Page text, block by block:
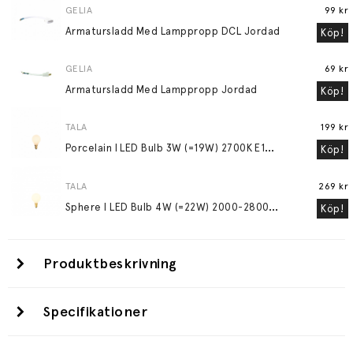
GELIA
Armatursladd Med Lamppropp DCL Jordad
99 kr
Köp!
GELIA
Armatursladd Med Lamppropp Jordad
69 kr
Köp!
TALA
P
orcelain I LED Bulb 3W (=19W) 2700K E14 Matte Porcelain
199 kr
Köp!
TALA
S
phere I LED Bulb 4W (=22W) 2000-2800K E14 Matte Porcelain
269 kr
Köp!
Produktbeskrivning
Specifikationer